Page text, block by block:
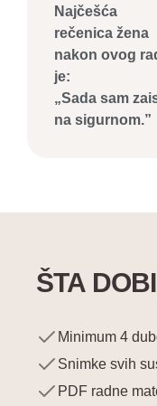
Najčešća
rečenica žena
nakon ovog
je:
„Sada sam
na sigurnom.”
ŠTA
Minimum 4
Snimke svih
PDF radne